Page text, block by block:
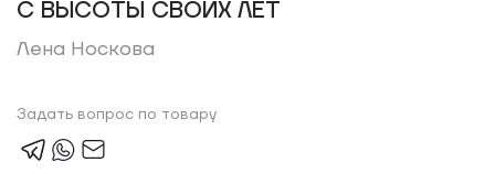
С ВЫСОТЫ СВОИХ ЛЕТ
Лена Носкова
Задать вопрос по товару